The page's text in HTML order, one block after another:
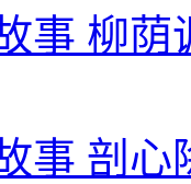
事 柳
事 剖